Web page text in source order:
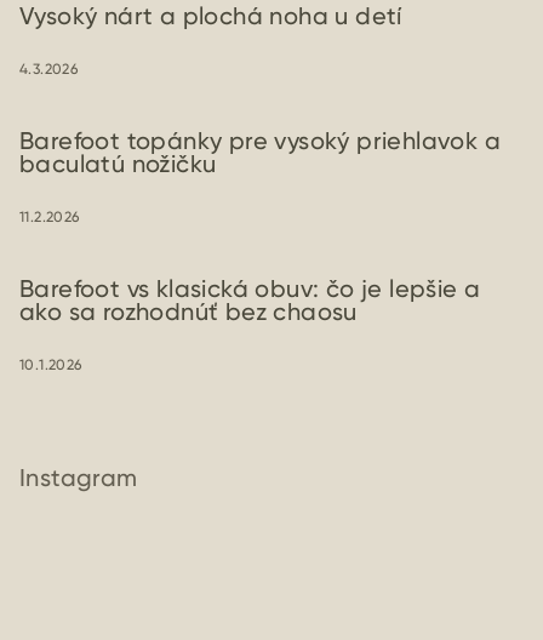
Vysoký nárt a plochá noha u detí
4.3.2026
Barefoot topánky pre vysoký priehlavok a
baculatú nožičku
11.2.2026
Barefoot vs klasická obuv: čo je lepšie a
ako sa rozhodnúť bez chaosu
10.1.2026
Instagram